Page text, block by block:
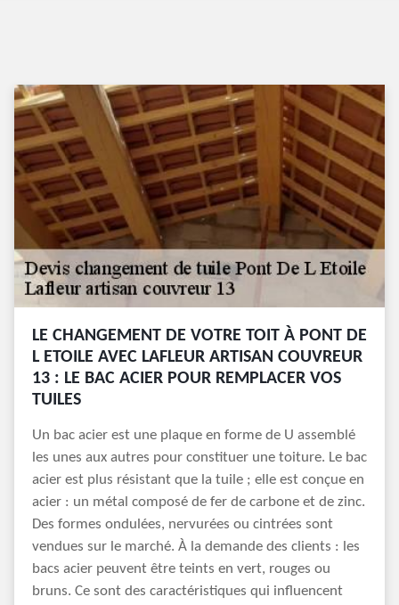
LE CHANGEMENT DE VOTRE TOIT À PONT DE
L ETOILE AVEC LAFLEUR ARTISAN COUVREUR
13 : LE BAC ACIER POUR REMPLACER VOS
TUILES
Un bac acier est une plaque en forme de U assemblé
les unes aux autres pour constituer une toiture. Le bac
acier est plus résistant que la tuile ; elle est conçue en
acier : un métal composé de fer de carbone et de zinc.
Des formes ondulées, nervurées ou cintrées sont
vendues sur le marché. À la demande des clients : les
bacs acier peuvent être teints en vert, rouges ou
bruns. Ce sont des caractéristiques qui influencent